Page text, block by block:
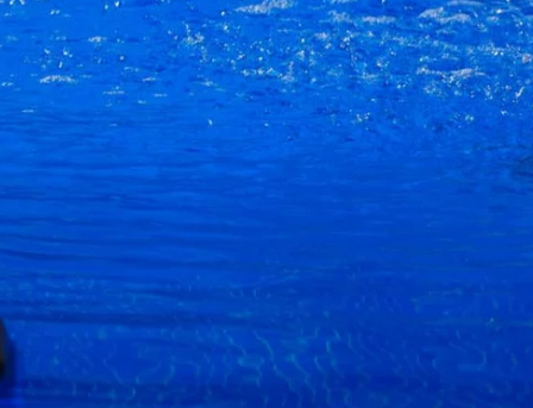
ZIMMER & SUITEN
TAGUNGEN & VERANSTALTUNGEN
DIENSTLEISTUNGEN
RESTAURANT UND BAR
KONTAKT
Avenida da República, 46, 1050-195 Lisboa -